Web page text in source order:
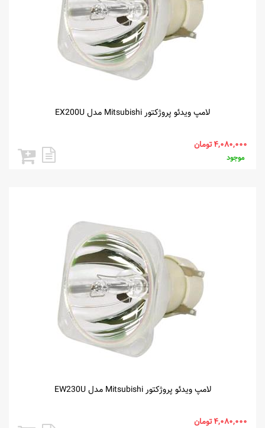
لامپ ویدئو پروژکتور Mitsubishi مدل EX200U
موجود
لامپ ویدئو پروژکتور Mitsubishi مدل EW230U